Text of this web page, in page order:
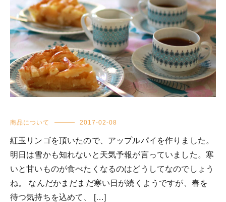
商品について 2017-02-08
紅玉リンゴを頂いたので、アップルパイを作りました。
明日は雪かも知れないと天気予報が言っていました。寒
いと甘いものが食べたくなるのはどうしてなのでしょう
ね。 なんだかまだまだ寒い日が続くようですが、春を
待つ気持ちを込めて、 […]